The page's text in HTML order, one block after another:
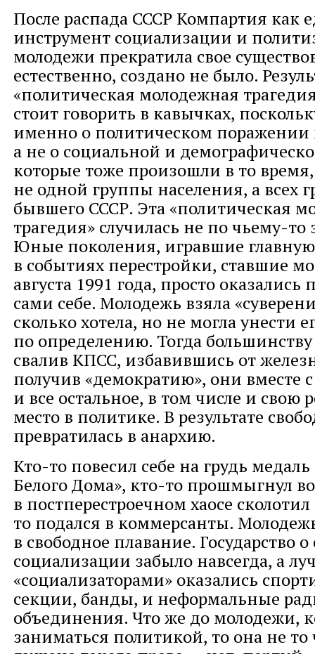
После распада СССР Компартия как
инструмент социализации и
молодежи прекратила свое
естественно, создано не было.
«политическая молодежная
стоит говорить в кавычках,
именно о политическом
а не о социальной и
которые тоже произошли в то
не одной группы населения, а всех
бывшего СССР. Эта «политическая
трагедия» случилась не по чьему-
Юные поколения, игравшие
в событиях перестройки, ставшие
августа 1991 года, просто оказались
сами себе. Молодежь взяла
сколько хотела, но не могла унести
по определению. Тогда большинству
свалив КПСС, избавившись от
получив «демократию», они вместе
и все остальное, в том числе и свою
место в политике. В результате
превратилась в анархию.
Кто-то повесил себе на грудь
Белого Дома», кто-то прошмыгнул
в постперестроечном хаосе
то подался в коммерсанты.
в свободное плавание. Государство
социализации забыло навсегда, а
«социализаторами» оказались
секции, банды, и неформальные
объединения. Что же до молодежи,
заниматься политикой, то она не